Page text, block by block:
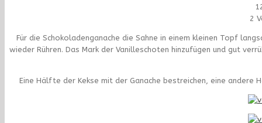
2
Für die Schokoladenganache die Sahne in einem kleinen Topf
wieder Rühren. Das Mark der Vanilleschoten hinzufügen und gut
Eine Hälfte der Kekse mit der Ganache bestreichen, eine